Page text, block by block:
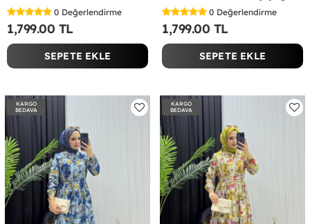
0 Değerlendirme
1,799.00 TL
SEPETE EKLE
0 Değerlendirme
1,799.00 TL
SEPETE EKLE
KARGO
BEDAVA
KARGO
BEDAVA